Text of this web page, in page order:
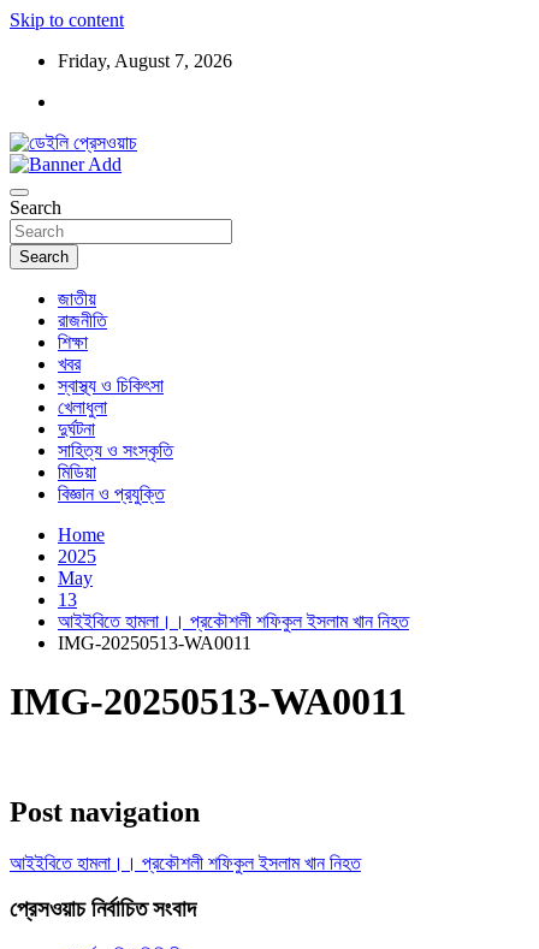
Skip to content
Friday, August 7, 2026
ডেইলি প্রেসওয়াচ
Search
Search
জাতীয়
রাজনীতি
শিক্ষা
খবর
স্বাস্থ্য ও চিকিৎসা
খেলাধুলা
দুর্ঘটনা
সাহিত্য ও সংস্কৃতি
মিডিয়া
বিজ্ঞান ও প্রযুক্তি
Home
2025
May
13
আইইবিতে হামলা।। প্রকৌশলী শফিকুল ইসলাম খান নিহত
IMG-20250513-WA0011
IMG-20250513-WA0011
Post navigation
আইইবিতে হামলা।। প্রকৌশলী শফিকুল ইসলাম খান নিহত
প্রেসওয়াচ নির্বাচিত সংবাদ